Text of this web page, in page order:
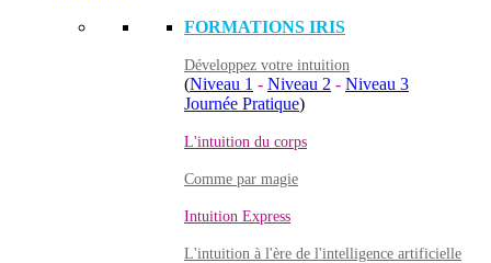
FORMATIONS IRIS
Développez votre intuition
(Niveau 1 - Niveau 2 - Niveau 3
Journée Pratique)
L'intuition du corps
Comme par magie
Intuition Express
L'intuition à l'ère de l'intelligence artificielle